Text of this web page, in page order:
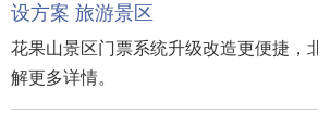
设方案 旅游景区
花果山景区门票系统升级改造更便捷，
解更多详情。